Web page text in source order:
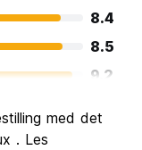
8.4
8.5
9.2
med det
. Les